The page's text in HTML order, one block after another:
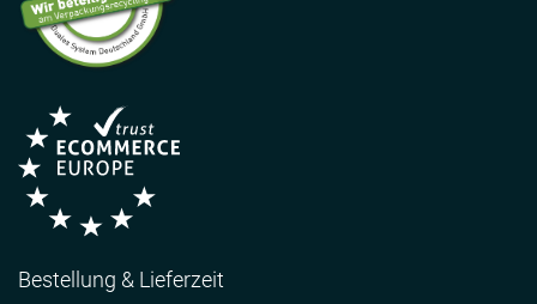
Bestellung & Lieferzeit